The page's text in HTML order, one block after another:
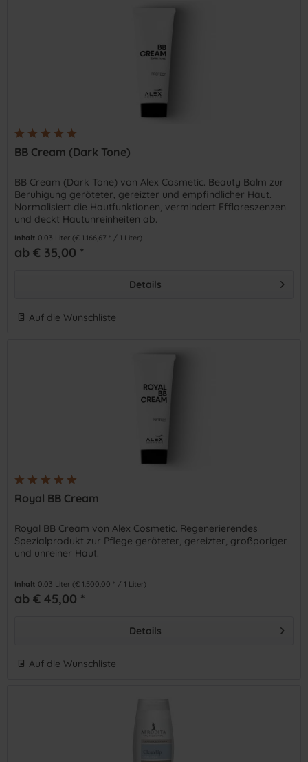
BB Cream (Dark Tone)
BB Cream (Dark Tone) von Alex Cosmetic. Beauty Balm zur
Beruhigung geröteter, gereizter und empfindlicher Haut.
Normalisiert die Hautfunktionen, vermindert Effloreszenzen
und deckt Hautunreinheiten ab.
Inhalt 0.03 Liter (€ 1.166,67 * / 1 Liter)
ab € 35,00 *
Details
Auf die Wunschliste
Royal BB Cream
Royal BB Cream von Alex Cosmetic. Regenerierendes
Spezialprodukt zur Pflege geröteter, gereizter, großporiger
und unreiner Haut.
Inhalt 0.03 Liter (€ 1.500,00 * / 1 Liter)
ab € 45,00 *
Details
Auf die Wunschliste